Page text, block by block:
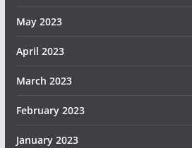
May 2023
April 2023
March 2023
February 2023
January 2023